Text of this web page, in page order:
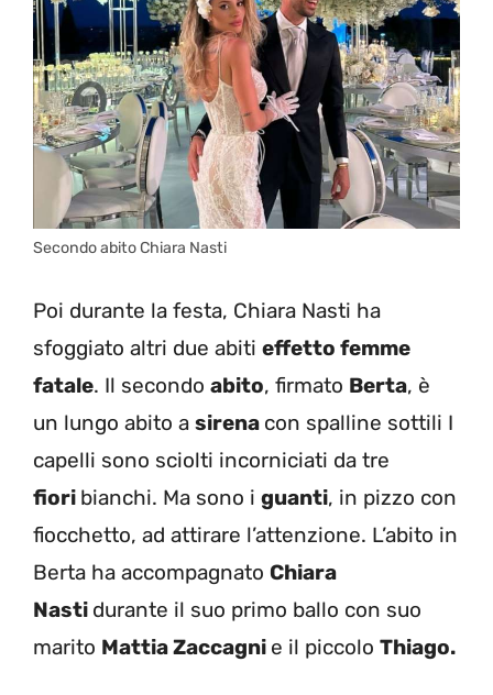
Secondo abito Chiara Nasti
Poi durante la festa, Chiara Nasti ha
sfoggiato altri due abiti effetto femme
fatale. Il secondo abito, firmato Berta, è
un lungo abito a sirena con spalline sottili I
capelli sono sciolti incorniciati da tre
fiori bianchi. Ma sono i guanti, in pizzo con
fiocchetto, ad attirare l’attenzione. L’abito in
Berta ha accompagnato Chiara
Nasti durante il suo primo ballo con suo
marito Mattia Zaccagni e il piccolo Thiago.